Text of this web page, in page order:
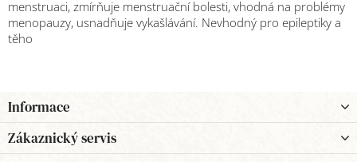
menstruaci, zmírňuje menstruační bolesti, vhodná na problémy
menopauzy, usnadňuje vykašlávání. Nevhodný pro epileptiky a
těho
á
p
a
Informace
Zákaznický servis